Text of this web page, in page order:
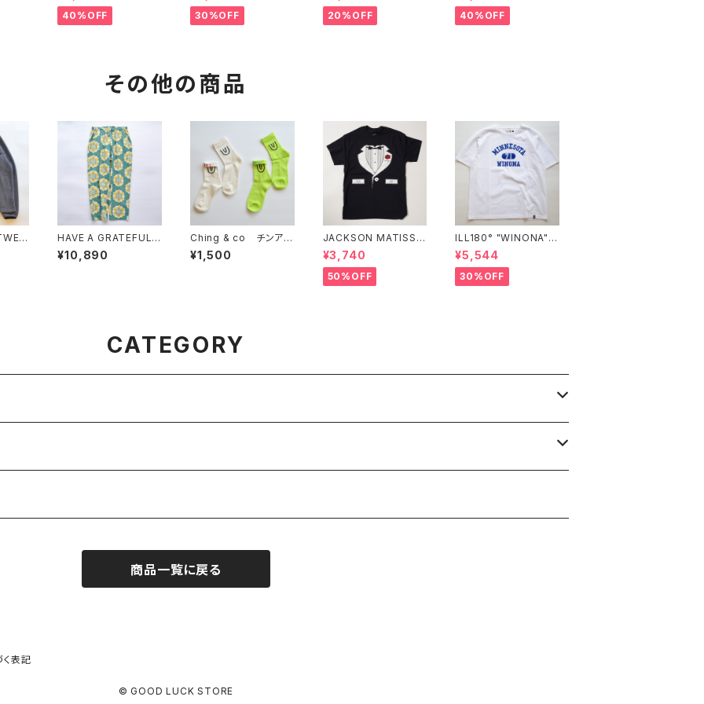
40%OFF 30%OFF 20%OFF 40%OFF
その他の商品
HAVE A GRATEFUL
DAY "AMPLE EASY P
ANTS"
¥10,890
Ching & co チンアン
ドコー " ショート丈Sy
mbol"
¥1,500
JACKSON MATISSE
"Las Vegas Tee"
¥3,740
50%OFF
ILL180° "WINONA"
S/S TEE"
¥5,544
30%OFF
CATEGORY
商品一覧に戻る
表記
© GOOD LUCK STORE